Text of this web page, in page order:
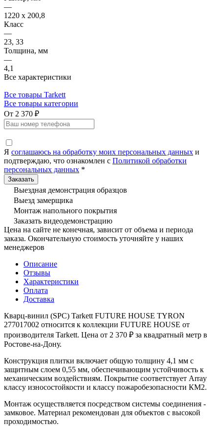
—
1220 x 200,8
Класс
—
23, 33
Толщина, мм
—
4,1
Все характеристики
Все товары Tarkett
Все товары категории
От 2 370 ₽
Я соглашаюсь на обработку моих персональных данных и
подтверждаю, что ознакомлен с Политикой обработки
персональных данных *
Выездная демонстрация образцов
Выезд замерщика
Монтаж напольного покрытия
Заказать видеодемонстрацию
Цена на сайте не конечная, зависит от объема и периода
заказа. Окончательную стоимость уточняйте у наших
менеджеров
Описание
Отзывы
Характеристики
Оплата
Доставка
Кварц-винил (SPC) Tarkett FUTURE HOUSE TYRON
277017002 относится к коллекции FUTURE HOUSE от
производителя Tarkett. Цена от 2 370 ₽ за квадратный метр в
Ростове-на-Дону.
Конструкция плитки включает общую толщину 4,1 мм с
защитным слоем 0,55 мм, обеспечивающим устойчивость к
механическим воздействиям. Покрытие соответствует Array
классу износостойкости и классу пожаробезопасности КМ2.
Монтаж осуществляется посредством системы соединения -
замковое. Материал рекомендован для объектов с высокой
проходимостью.